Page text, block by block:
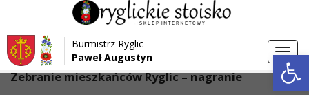
Przejdź do menu
Przejdź do głównej treści strony
Przejdź do stopki strony
Burmistrz Ryglic
Paweł Augustyn
Strona główna > Aktualności
Zebranie mieszkańców Ryglic – nagranie